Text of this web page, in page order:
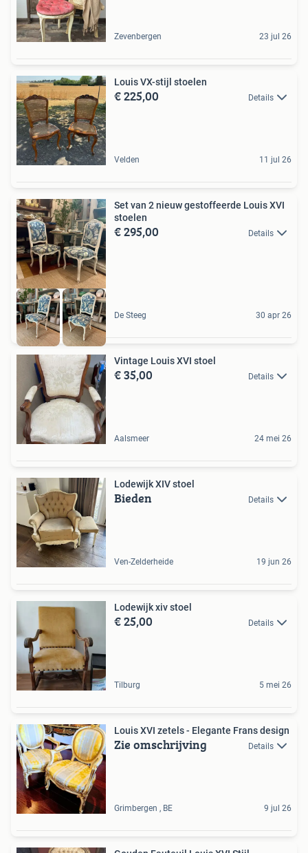
Zevenbergen 23 jul 26
Louis VX-stijl stoelen
€ 225,00 Details
Velden 11 jul 26
Set van 2 nieuw gestoffeerde Louis XVI
stoelen
€ 295,00 Details
De Steeg 30 apr 26
Vintage Louis XVI stoel
€ 35,00 Details
Aalsmeer 24 mei 26
Lodewijk XIV stoel
Bieden Details
Ven-Zelderheide 19 jun 26
Lodewijk xiv stoel
€ 25,00 Details
Tilburg 5 mei 26
Louis XVI zetels - Elegante Frans design
Zie omschrijving Details
Grimbergen , BE 9 jul 26